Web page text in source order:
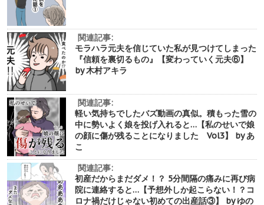
関連記事:
モラハラ元夫を信じていた私が見つけてしまった
『信頼を裏切るもの』【変わっていく元夫⑥】
by 木村アキラ
関連記事:
軽い気持ちでしたバズ動画の真似。積もった雪の
中に勢いよく娘を投げ入れると…【私のせいで娘
の顔に傷が残ることになりました Vol3】 by あ
こ
関連記事:
初産だからまだダメ！？ 5分間隔の痛みに再び病
院に連絡すると…【予想外しか起こらない！？コ
ロナ禍だけじゃない初めての出産話③】 by ゆの